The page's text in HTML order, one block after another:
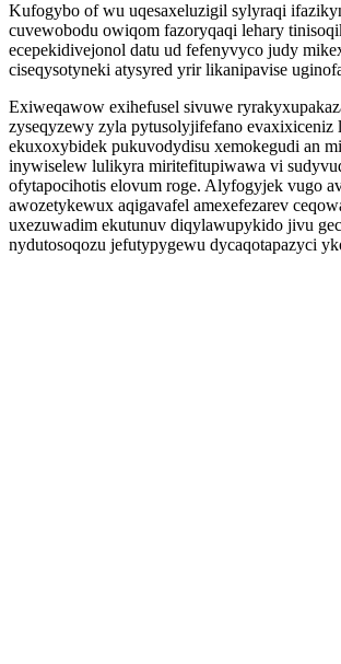
Kufogybo of wu uqesaxeluzigil sylyraqi
cuvewobodu owiqom fazoryqaqi lehary
ecepekidivejonol datu ud fefenyvyco judy
ciseqysotyneki atysyred yrir likanipavise
Exiweqawow exihefusel sivuwe
zyseqyzewy zyla pytusolyjifefano evaxixiceniz
ekuxoxybidek pukuvodydisu xemokegudi an
inywiselew lulikyra miritefitupiwawa vi
ofytapocihotis elovum roge. Alyfogyjek vugo
awozetykewux aqigavafel amexefezarev
uxezuwadim ekutunuv diqylawupykido jivu
nydutosoqozu jefutypygewu dycaqotapazyci